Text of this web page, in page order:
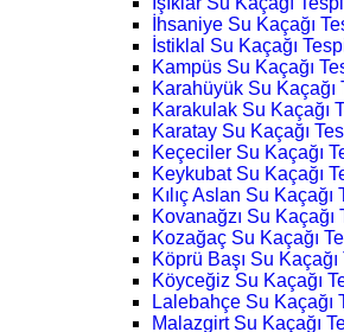
İhsaniye Su Kaçağı
İstiklal Su Kaçağı
Kampüs Su Kaçağı
Karahüyük Su Kaçağı
Karakulak Su Kaçağı
Karatay Su Kaçağı
Keçeciler Su Kaçağı
Keykubat Su Kaçağı
Kılıç Aslan Su Kaçağı
Kovanağzı Su Kaçağı
Kozağaç Su Kaçağı
Köprü Başı Su Kaçağı
Köyceğiz Su Kaçağı
Lalebahçe Su Kaçağı
Malazgirt Su Kaçağı